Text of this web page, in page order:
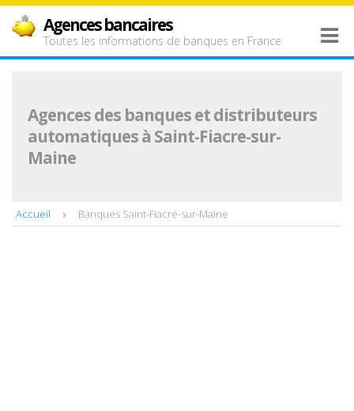
Agences bancaires
Toutes les informations de banques en France
Agences des banques et distributeurs
automatiques à Saint-Fiacre-sur-
Maine
Accueil Banques Saint-Fiacre-sur-Maine